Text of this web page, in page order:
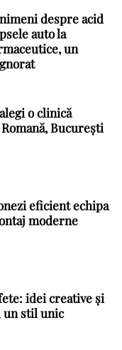
despre acid
auto la
un
o clinică
București
eficient echipa
moderne
idei creative și
un stil unic